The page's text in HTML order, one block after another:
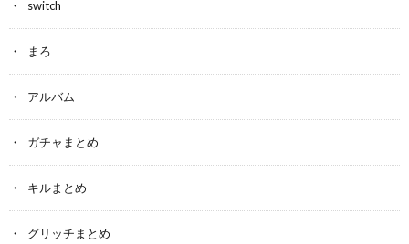
switch
まろ
アルバム
ガチャまとめ
キルまとめ
グリッチまとめ